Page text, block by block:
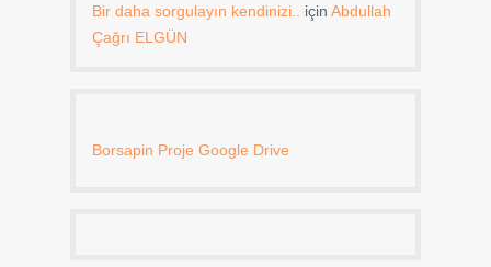
Bir daha sorgulayın kendinizi.. için Abdullah
Çağrı ELGÜN
Borsapin Proje Google Drive